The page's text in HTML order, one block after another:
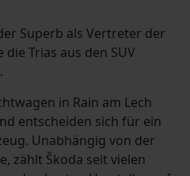
Superb als Vertreter der
Trias aus den SUV
in Rain am Lech
entscheiden sich für ein
Unabhängig von der
zählt Škoda seit vielen